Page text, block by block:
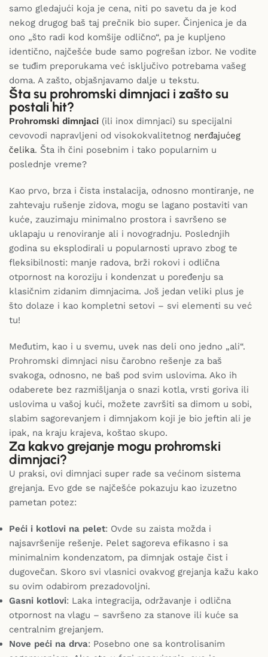
samo gledajući koja je cena, niti po savetu da je kod
nekog drugog baš taj prečnik bio super. Činjenica je da
ono „što radi kod komšije odlično“, pa je kupljeno
identično, najčešće bude samo pogrešan izbor. Ne vodite
se tuđim preporukama već isključivo potrebama vašeg
doma. A zašto, objašnjavamo dalje u tekstu.
Šta su prohromski dimnjaci i zašto su
postali hit?
Prohromski dimnjaci (ili inox dimnjaci) su specijalni
cevovodi napravljeni od visokokvalitetnog nerđajućeg
čelika. Šta ih čini posebnim i tako popularnim u
poslednje vreme?
Kao prvo, brza i čista instalacija, odnosno montiranje, ne
zahtevaju rušenje zidova, mogu se lagano postaviti van
kuće, zauzimaju minimalno prostora i savršeno se
uklapaju u renoviranje ali i novogradnju. Poslednjih
godina su eksplodirali u popularnosti upravo zbog te
fleksibilnosti: manje radova, brži rokovi i odlična
otpornost na koroziju i kondenzat u poređenju sa
klasičnim zidanim dimnjacima. Još jedan veliki plus je
što dolaze i kao kompletni setovi – svi elementi su već
tu!
Međutim, kao i u svemu, uvek nas deli ono jedno „ali“.
Prohromski dimnjaci nisu čarobno rešenje za baš
svakoga, odnosno, ne baš pod svim uslovima. Ako ih
odaberete bez razmišljanja o snazi kotla, vrsti goriva ili
uslovima u vašoj kući, možete završiti sa dimom u sobi,
slabim sagorevanjem i dimnjakom koji je bio jeftin ali je
ipak, na kraju krajeva, koštao skupo.
Za kakvo grejanje mogu prohromski
dimnjaci?
U praksi, ovi dimnjaci super rade sa većinom sistema
grejanja. Evo gde se najčešće pokazuju kao izuzetno
pametan potez:
Peći i kotlovi na pelet: Ovde su zaista možda i
najsavršenije rešenje. Pelet sagoreva efikasno i sa
minimalnim kondenzatom, pa dimnjak ostaje čist i
dugovečan. Skoro svi vlasnici ovakvog grejanja kažu kako
su ovim odabirom prezadovoljni.
Gasni kotlovi: Laka integracija, održavanje i odlična
otpornost na vlagu – savršeno za stanove ili kuće sa
centralnim grejanjem.
Nove peći na drva: Posebno one sa kontrolisanim